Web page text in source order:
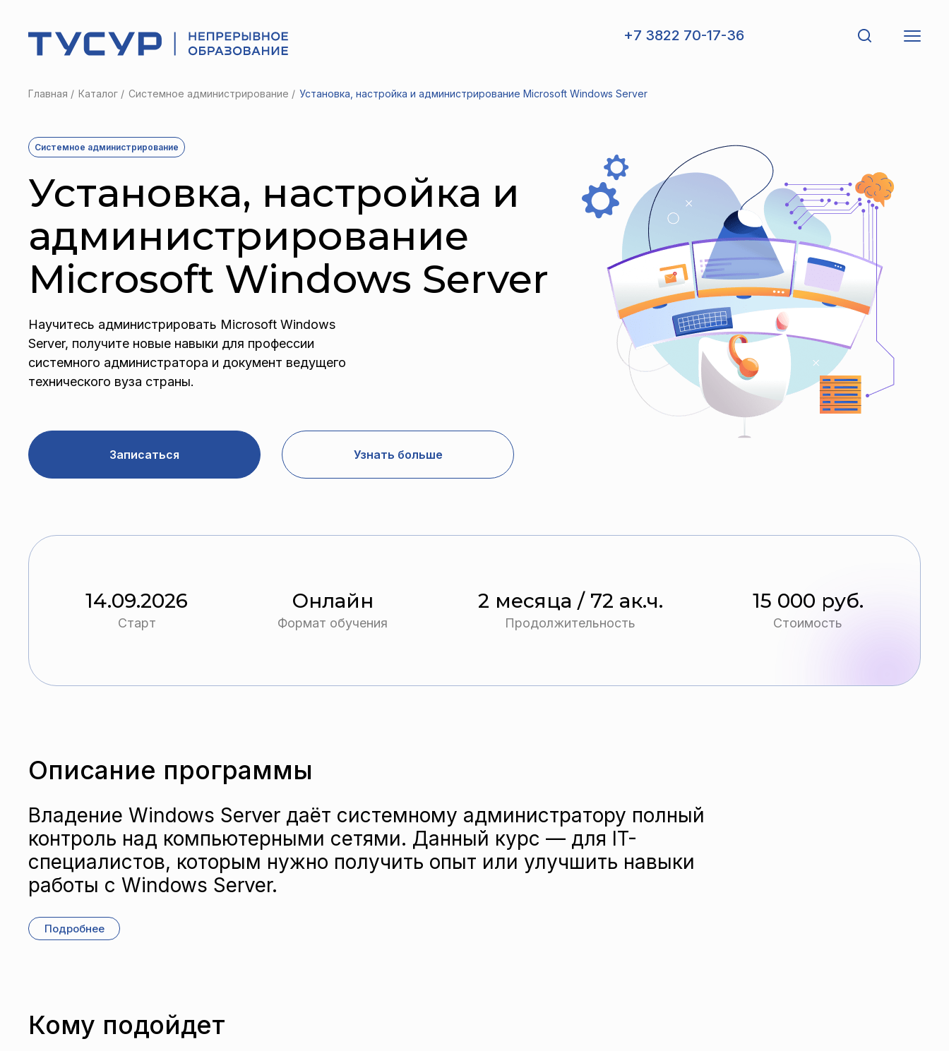
+7 3822 70-17-36
Главная Каталог Системное администрирование Установка, настройка и администрирование Microsoft Windows Server
Системное администрирование
Установка, настройка и
администрирование
Microsoft Windows Server
Научитесь администрировать Microsoft Windows
Server, получите новые навыки для профессии
системного администратора и документ ведущего
технического вуза страны.
Записаться Узнать больше
14.09.2026
Старт
Онлайн
Формат обучения
2 месяца / 72 ак.ч.
Продолжительность
15 000 руб.
Стоимость
Описание программы
Владение Windows Server даёт системному администратору полный
контроль над компьютерными сетями. Данный курс — для IT-
специалистов, которым нужно получить опыт или улучшить навыки
работы с Windows Server.
Подробнее
Кому подойдет